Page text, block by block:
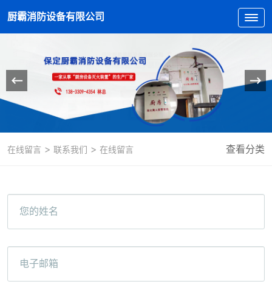
厨霸消防设备有限公司
在线留言 > 联系我们 > 在线留言 查看分类
您的姓名
电子邮箱